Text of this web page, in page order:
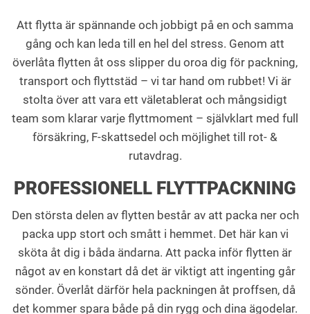
Att flytta är spännande och jobbigt på en och samma
gång och kan leda till en hel del stress. Genom att
överlåta flytten åt oss slipper du oroa dig för packning,
transport och flyttstäd – vi tar hand om rubbet! Vi är
stolta över att vara ett väletablerat och mångsidigt
team som klarar varje flyttmoment – självklart med full
försäkring, F-skattsedel och möjlighet till rot- &
rutavdrag.
PROFESSIONELL FLYTTPACKNING
Den största delen av flytten består av att packa ner och
packa upp stort och smått i hemmet. Det här kan vi
sköta åt dig i båda ändarna. Att packa inför flytten är
något av en konstart då det är viktigt att ingenting går
sönder. Överlåt därför hela packningen åt proffsen, då
det kommer spara både på din rygg och dina ägodelar.